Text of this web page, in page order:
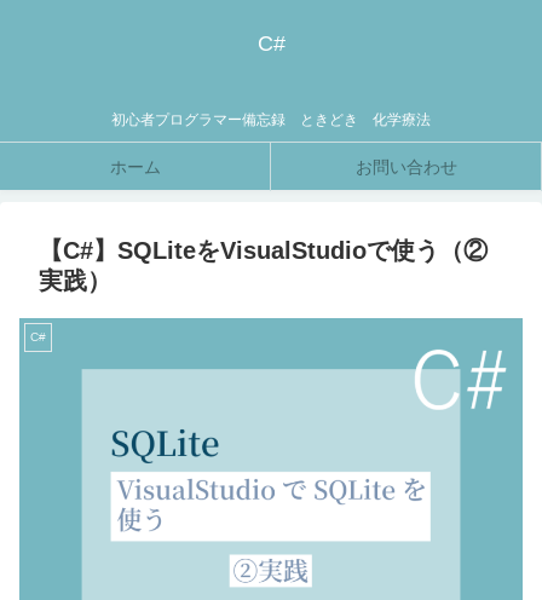
C#
初心者プログラマー備忘録 ときどき 化学療法
ホーム お問い合わせ
【C#】SQLiteをVisualStudioで使う（②
実践）
C#